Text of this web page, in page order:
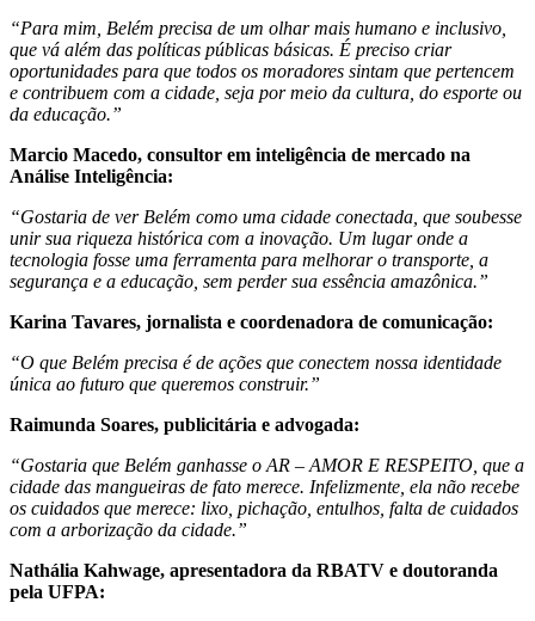
“Para mim, Belém precisa de um olhar mais humano e inclusivo,
que vá além das políticas públicas básicas. É preciso criar
oportunidades para que todos os moradores sintam que pertencem
e contribuem com a cidade, seja por meio da cultura, do esporte ou
da educação.”
Marcio Macedo, consultor em inteligência de mercado na
Análise Inteligência:
“Gostaria de ver Belém como uma cidade conectada, que soubesse
unir sua riqueza histórica com a inovação. Um lugar onde a
tecnologia fosse uma ferramenta para melhorar o transporte, a
segurança e a educação, sem perder sua essência amazônica.”
Karina Tavares, jornalista e coordenadora de comunicação:
“O que Belém precisa é de ações que conectem nossa identidade
única ao futuro que queremos construir.”
Raimunda Soares, publicitária e advogada:
“Gostaria que Belém ganhasse o AR – AMOR E RESPEITO, que a
cidade das mangueiras de fato merece. Infelizmente, ela não recebe
os cuidados que merece: lixo, pichação, entulhos, falta de cuidados
com a arborização da cidade.”
Nathália Kahwage, apresentadora da RBATV e doutoranda
pela UFPA: